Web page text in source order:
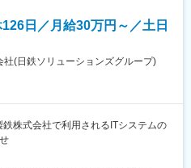
日／月給30万円～／土日
(日鉄ソリューションズグループ)
株式会社で利用されるITシステムの